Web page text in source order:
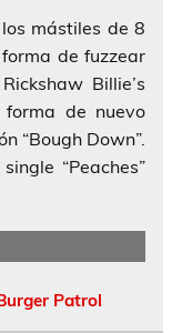
mástiles de 8
de fuzzear
Billie’s
de nuevo
“Bough Down”.
“Peaches”
Patrol